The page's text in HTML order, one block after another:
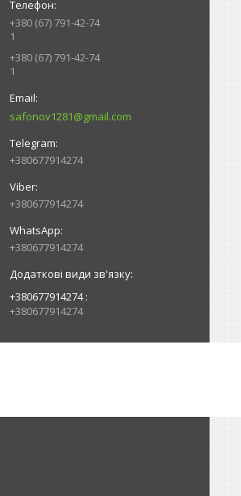
+380 (67) 791-42-74
1
+380 (67) 791-42-74
1
safonov1281@gmail.com
+380677914274
+380677914274
+380677914274
+380677914274
+380677914274